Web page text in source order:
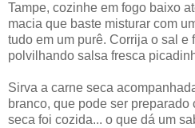
Tampe, cozinhe em fogo baixo
macia que baste misturar com
tudo em um purê. Corrija o sal e
polvilhando salsa fresca
Sirva a carne seca
branco, que pode ser
seca foi cozida... o que dá um